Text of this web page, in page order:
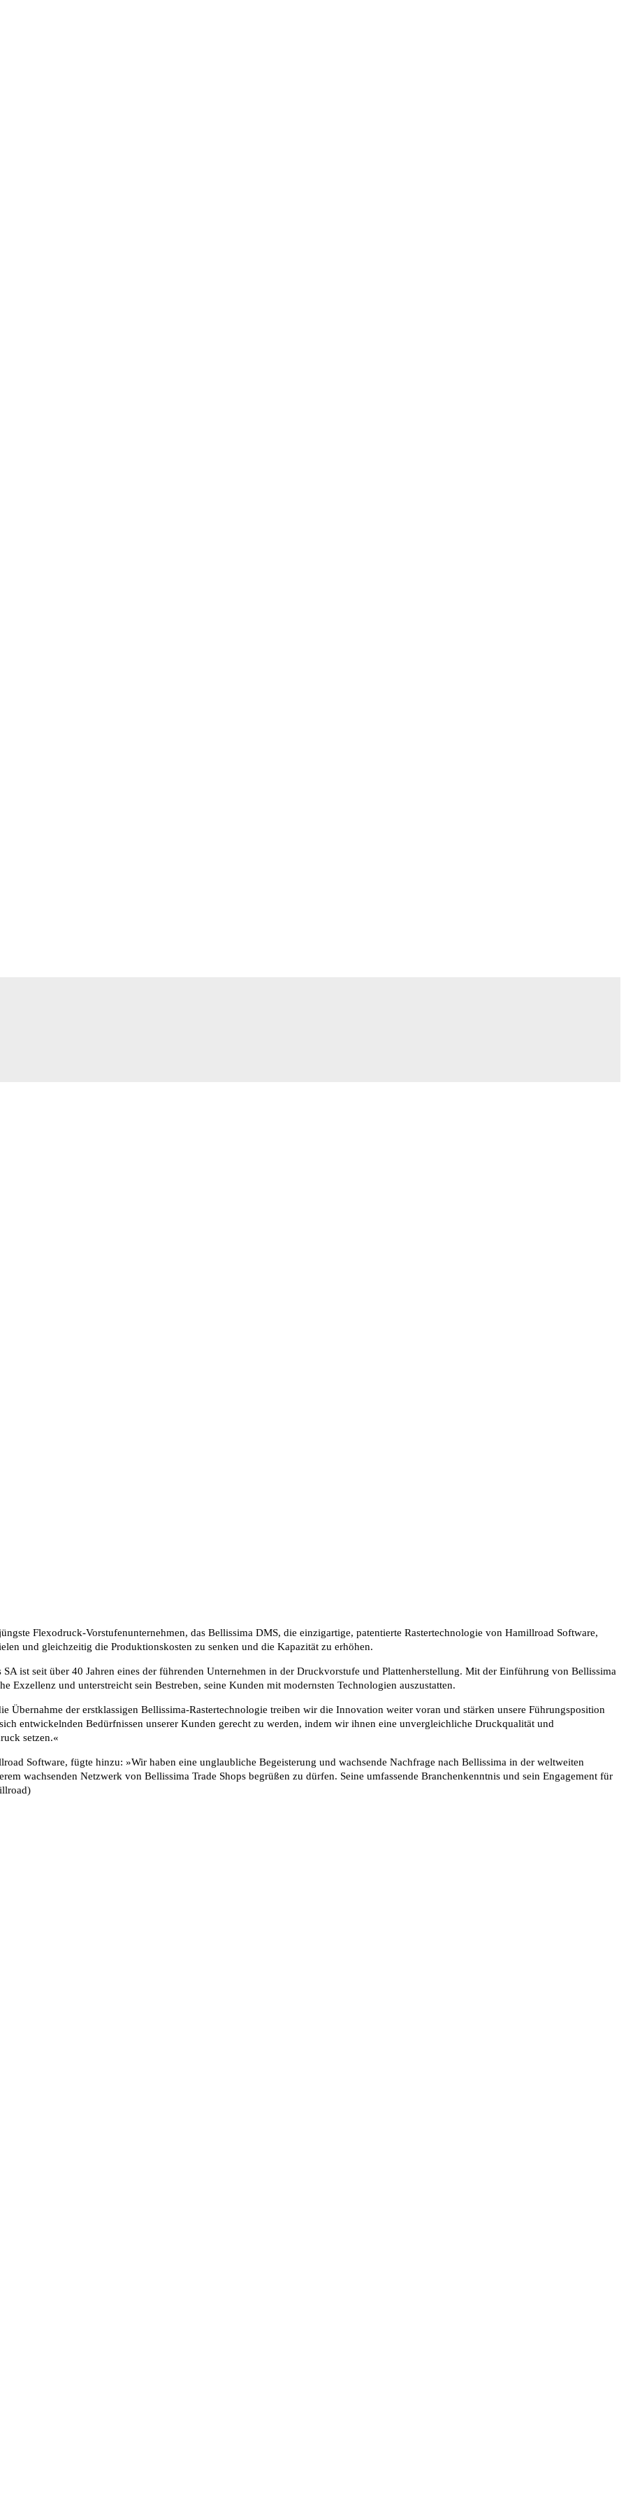
Flexodruck-Vorstufenunternehmen, das Bellissima DMS, die einzigartige, patentierte Rastertechnologie von Hamillroad Software,
und gleichzeitig die Produktionskosten zu senken und die Kapazität zu erhöhen.
ist seit über 40 Jahren eines der führenden Unternehmen in der Druckvorstufe und Plattenherstellung. Mit der Einführung von Bellissima
Exzellenz und unterstreicht sein Bestreben, seine Kunden mit modernsten Technologien auszustatten.
Übernahme der erstklassigen Bellissima-Rastertechnologie treiben wir die Innovation weiter voran und stärken unsere Führungsposition
entwickelnden Bedürfnissen unserer Kunden gerecht zu werden, indem wir ihnen eine unvergleichliche Druckqualität und
setzen.«
Software, fügte hinzu: »Wir haben eine unglaubliche Begeisterung und wachsende Nachfrage nach Bellissima in der weltweiten
wachsenden Netzwerk von Bellissima Trade Shops begrüßen zu dürfen. Seine umfassende Branchenkenntnis und sein Engagement für